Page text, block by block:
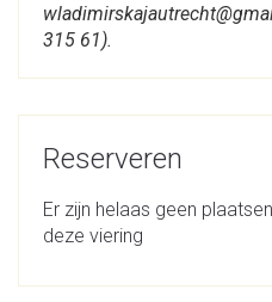
315 61).
Reserveren
Er zijn helaas geen
deze viering